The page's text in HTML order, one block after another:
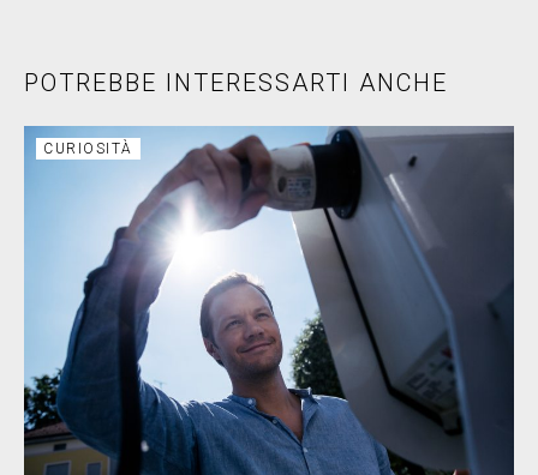
POTREBBE INTERESSARTI ANCHE
CURIOSITÀ